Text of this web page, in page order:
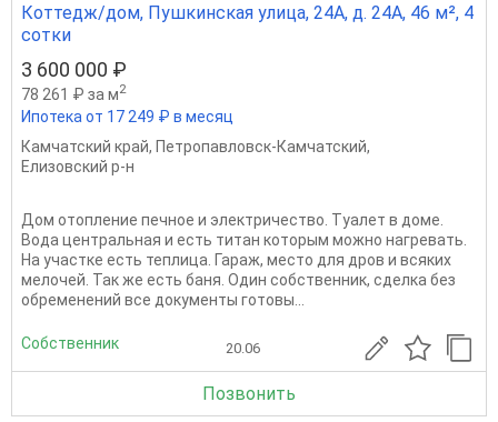
Коттедж/дом, Пушкинская улица, 24А, д. 24А, 46 м², 4
сотки
3 600 000 ₽
78 261 ₽ за м2
Ипотека от 17 249 ₽ в месяц
Камчатский край, Петропавловск-Камчатский,
Елизовский р-н
Дом отопление печное и электричество. Туалет в доме.
Вода центральная и есть титан которым можно нагревать.
На участке есть теплица. Гараж, место для дров и всяких
мелочей. Так же есть баня. Один собственник, сделка без
обременений все документы готовы...
Собственник 20.06
Позвонить